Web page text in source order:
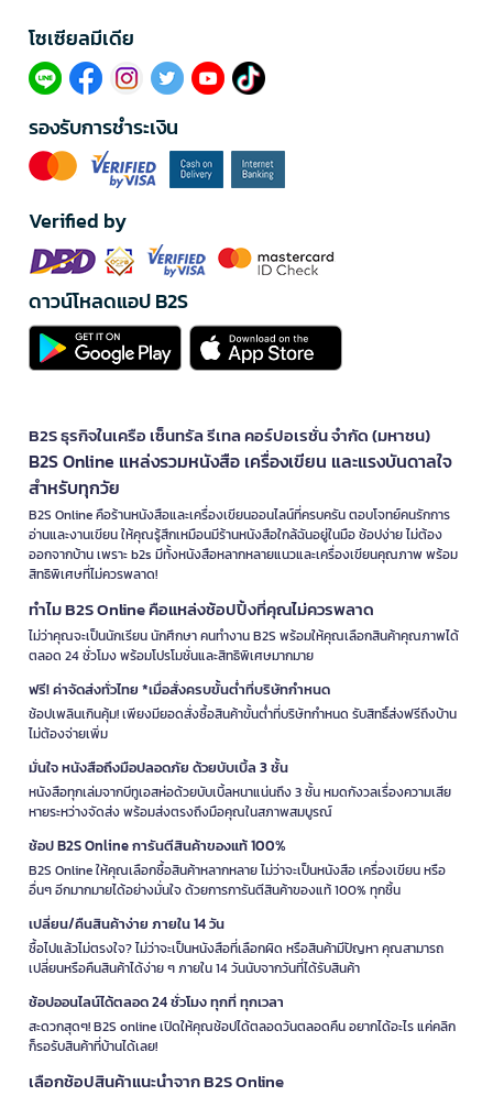
โซเซียลมีเดีย​
รองรับการชำระเงิน
Verified by
ดาวน์โหลดแอป B2S
B2S ธุรกิจในเครือ เซ็นทรัล รีเทล คอร์ปอเรชั่น จำกัด (มหาชน)
B2S Online แหล่งรวมหนังสือ เครื่องเขียน และแรงบันดาลใจ
สำหรับทุกวัย
B2S Online คือร้านหนังสือและเครื่องเขียนออนไลน์ที่ครบครัน ตอบโจทย์คนรักการ
อ่านและงานเขียน ให้คุณรู้สึกเหมือนมีร้านหนังสือใกล้ฉันอยู่ในมือ ช้อปง่าย ไม่ต้อง
ออกจากบ้าน เพราะ b2s มีทั้งหนังสือหลากหลายแนวและเครื่องเขียนคุณภาพ พร้อม
สิทธิพิเศษที่ไม่ควรพลาด!
ทำไม B2S Online คือแหล่งช้อปปิ้งที่คุณไม่ควรพลาด
ไม่ว่าคุณจะเป็นนักเรียน นักศึกษา คนทำงาน B2S พร้อมให้คุณเลือกสินค้าคุณภาพได้
ตลอด 24 ชั่วโมง พร้อมโปรโมชั่นและสิทธิพิเศษมากมาย
ฟรี! ค่าจัดส่งทั่วไทย *เมื่อสั่งครบขั้นต่ำที่บริษัทกำหนด
ช้อปเพลินเกินคุ้ม! เพียงมียอดสั่งซื้อสินค้าขั้นต่ำที่บริษัทกำหนด รับสิทธิ์ส่งฟรีถึงบ้าน
ไม่ต้องจ่ายเพิ่ม
มั่นใจ หนังสือถึงมือปลอดภัย ด้วยบับเบิ้ล 3 ชั้น
หนังสือทุกเล่มจากบีทูเอสห่อด้วยบับเบิ้ลหนาแน่นถึง 3 ชั้น หมดกังวลเรื่องความเสีย
หายระหว่างจัดส่ง พร้อมส่งตรงถึงมือคุณในสภาพสมบูรณ์
ช้อป B2S Online การันตีสินค้าของแท้ 100%
B2S Online ให้คุณเลือกซื้อสินค้าหลากหลาย ไม่ว่าจะเป็นหนังสือ เครื่องเขียน หรือ
อื่นๆ อีกมากมายได้อย่างมั่นใจ ด้วยการการันตีสินค้าของแท้ 100% ทุกชิ้น
เปลี่ยน/คืนสินค้าง่าย ภายใน 14 วัน
ซื้อไปแล้วไม่ตรงใจ? ไม่ว่าจะเป็นหนังสือที่เลือกผิด หรือสินค้ามีปัญหา คุณสามารถ
เปลี่ยนหรือคืนสินค้าได้ง่าย ๆ ภายใน 14 วันนับจากวันที่ได้รับสินค้า
ช้อปออนไลน์ได้ตลอด 24 ชั่วโมง ทุกที่ ทุกเวลา
สะดวกสุดๆ! B2S online เปิดให้คุณช้อปได้ตลอดวันตลอดคืน อยากได้อะไร แค่คลิก
ก็รอรับสินค้าที่บ้านได้เลย!
เลือกช้อปสินค้าแนะนำจาก B2S Online